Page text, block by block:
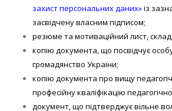
захист персональних даних»із
засвідчену власним підписом;
резюме та мотиваційний лист,
копію документа, що посвідчує
громадянство України;
копію документа про вищу
професійну кваліфікацію
документ, що підтверджує вільне